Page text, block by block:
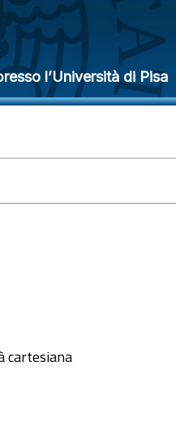
l’Università di Pisa
cartesiana